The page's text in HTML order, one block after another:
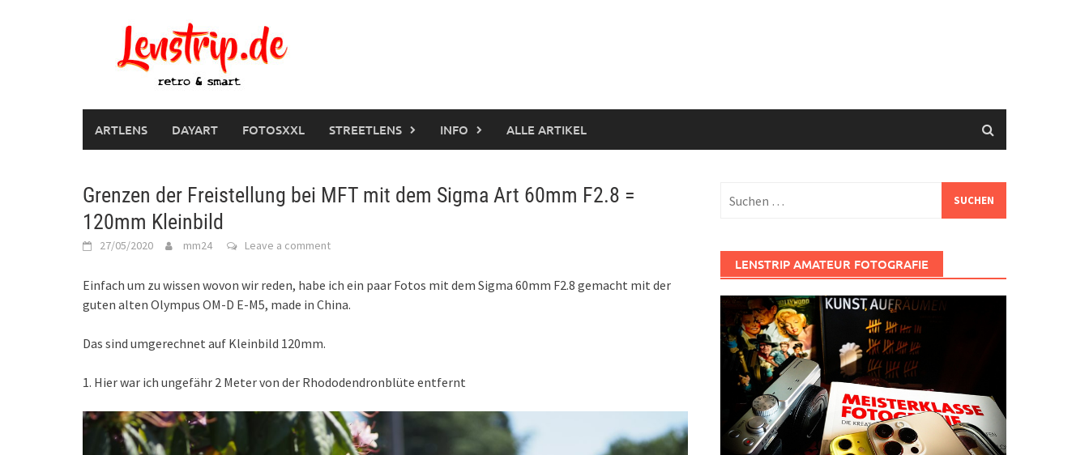
ARTLENS DAYART FOTOSXXL STREETLENS INFO ALLE ARTIKEL
Grenzen der Freistellung bei MFT mit dem Sigma Art 60mm F2.8 =
120mm Kleinbild
27/05/2020 mm24 Leave a comment
Einfach um zu wissen wovon wir reden, habe ich ein paar Fotos mit dem Sigma 60mm F2.8 gemacht mit der
guten alten Olympus OM-D E-M5, made in China.
Das sind umgerechnet auf Kleinbild 120mm.
1. Hier war ich ungefähr 2 Meter von der Rhododendronblüte entfernt
nach:
LENSTRIP AMATEUR FOTOGRAFIE